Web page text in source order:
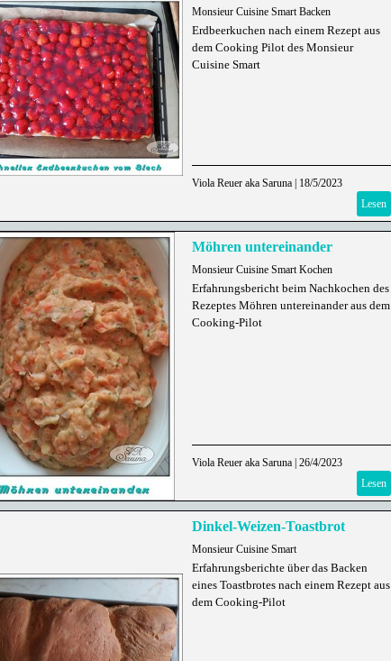
Monsieur Cuisine Smart Backen
Erdbeerkuchen nach einem Rezept aus
dem Cooking Pilot des Monsieur
Cuisine Smart
Viola Reuer aka Saruna|
18/5/2023
Lesen
Möhren untereinander
Monsieur Cuisine Smart Kochen
Erfahrungsbericht beim Nachkochen des
Rezeptes Möhren untereinander aus dem
Cooking-Pilot
Viola Reuer aka Saruna| 26/4/2023
Lesen
Dinkel-Weizen-Toastbrot
Monsieur Cuisine Smart
Erfahrungsberichte über das Backen
eines Toastbrotes nach einem Rezept aus
dem Cooking-Pilot